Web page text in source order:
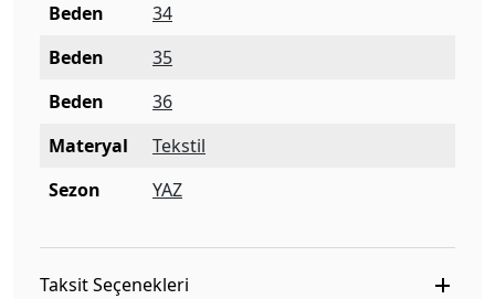
Beden
34
Beden
35
Beden
36
Materyal
Tekstil
Sezon
YAZ
Taksit Seçenekleri